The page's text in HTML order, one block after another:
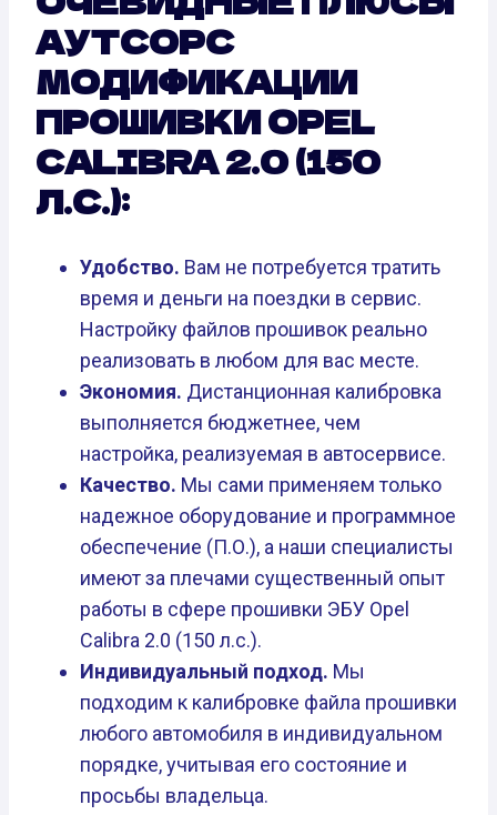
АУТСОРС
МОДИФИКАЦИИ
ПРОШИВКИ OPEL
CALIBRA 2.0 (150
Л.С.):
Удобство. Вам не потребуется тратить
время и деньги на поездки в сервис.
Настройку файлов прошивок реально
реализовать в любом для вас месте.
Экономия. Дистанционная калибровка
выполняется бюджетнее, чем
настройка, реализуемая в автосервисе.
Качество. Мы сами применяем только
надежное оборудование и программное
обеспечение (П.О.), а наши специалисты
имеют за плечами существенный опыт
работы в сфере прошивки ЭБУ Opel
Calibra 2.0 (150 л.с.).
Индивидуальный подход. Мы
подходим к калибровке файла прошивки
любого автомобиля в индивидуальном
порядке, учитывая его состояние и
просьбы владельца.